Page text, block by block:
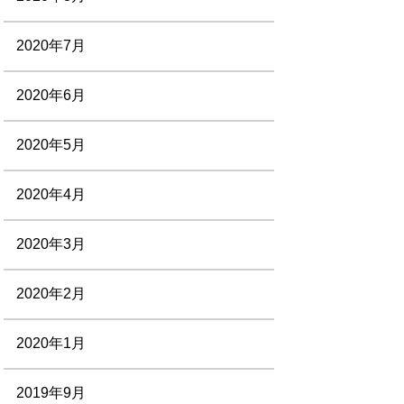
2020年7月
2020年6月
2020年5月
2020年4月
2020年3月
2020年2月
2020年1月
2019年9月